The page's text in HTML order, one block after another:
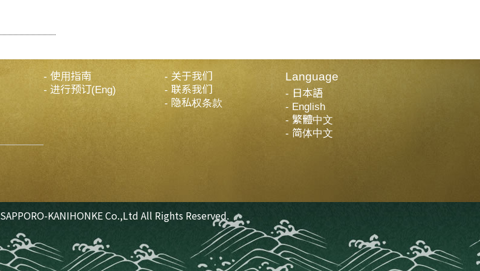
使用指南
进行预订(Eng)
关于我们
联系我们
隐私权条款
Language
日本語
English
繁體中文
简体中文
SAPPORO-KANIHONKE Co.,Ltd All Rights Reserved.